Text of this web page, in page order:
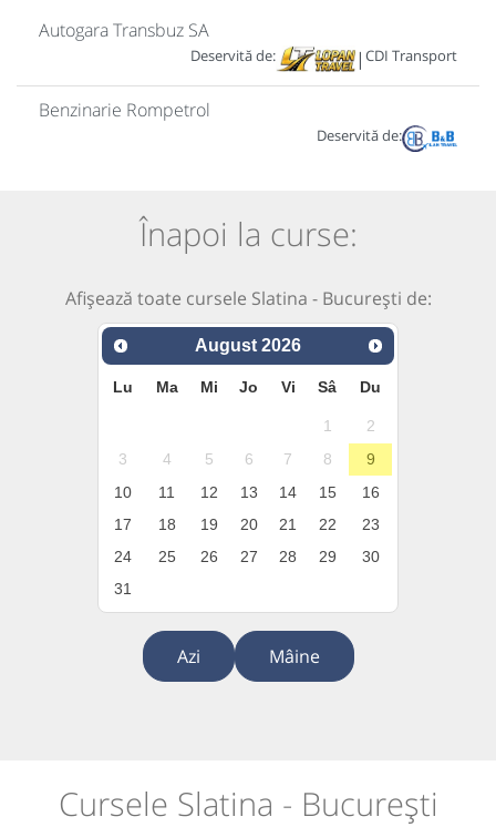
Autogara Transbuz SA
Deservită de: | CDI Transport
Benzinarie Rompetrol
Deservită de:
Înapoi la curse:
Afișează toate cursele Slatina - București de:
August 2026
Lu Ma Mi Jo Vi Sâ Du
1
2
3
4 5 6 7 8
9
10
11 12 13 14 15
16
17
18 19 20 21 22
23
24
25 26 27 28 29
30
31
Azi Mâine
Cursele Slatina - București